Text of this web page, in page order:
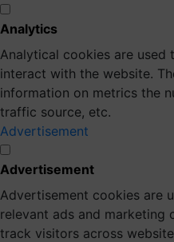
Analytics
Analytical cookies are
interact with the website.
information on metrics the
traffic source, etc.
Advertisement
Advertisement
Advertisement cookies are
relevant ads and marketing
track visitors across